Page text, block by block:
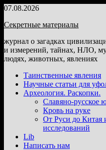
Перейти
содержимому
07.08.2026
Секретные материалы
журнал о загадках
и измерений, тайнах, НЛО,
людях, животных, явлениях
Таинственные явления
Научные статьи для
Археология. Раскопки.
Славяно-русское
Кровь на руке
От Руси до Китая
исследований
Lib
Написать нам